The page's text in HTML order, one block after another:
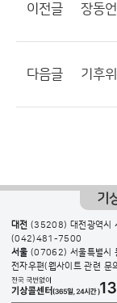
이전글
다음글
기
대전 (35208) 대전광역시
(042)481-7500
서울 (07062) 서울특별시
전자우편(웹사이트 관련